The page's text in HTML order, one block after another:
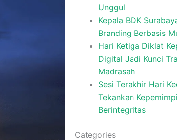
Unggul
Kepala BDK
Branding Berbasis
Hari Ketiga Diklat
Digital Jadi Kunci
Madrasah
Sesi Terakhir Hari
Tekankan
Berintegritas
Categories